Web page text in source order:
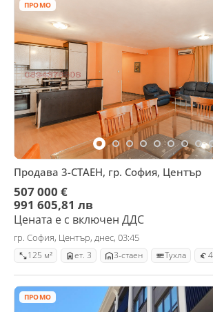
ПРОМО
Продава 3-СТАЕН, гр. София, Център
507 000 €
991 605,81 лв
Цената е с включен ДДС
гр. София, Център, днес, 03:45
125 м² ет. 3 3-стаен Тухла
ПРОМО